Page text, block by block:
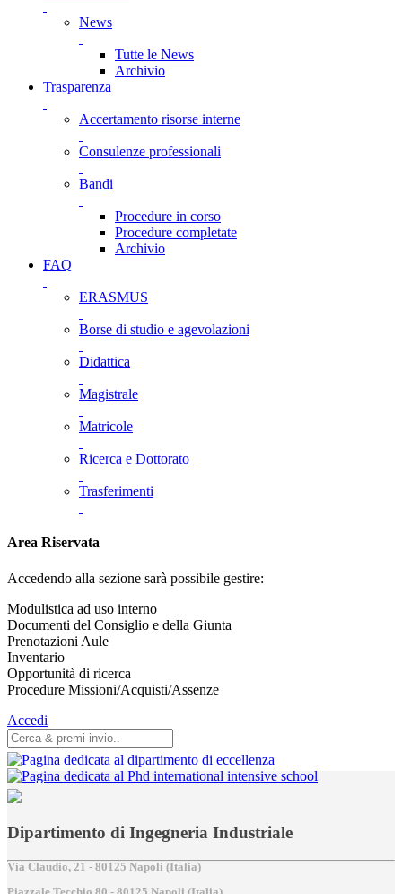
News
Tutte le News
Archivio
Trasparenza
Accertamento risorse interne
Consulenze professionali
Bandi
Procedure in corso
Procedure completate
Archivio
FAQ
ERASMUS
Borse di studio e agevolazioni
Didattica
Magistrale
Matricole
Ricerca e Dottorato
Trasferimenti
Area Riservata
Accedendo alla sezione sarà possibile gestire:
Modulistica ad uso interno
Documenti del Consiglio e della Giunta
Prenotazioni Aule
Inventario
Opportunità di ricerca
Procedure Missioni/Acquisti/Assenze
Accedi
Dipartimento di Ingegneria Industriale
Via Claudio, 21 - 80125 Napoli (Italia)